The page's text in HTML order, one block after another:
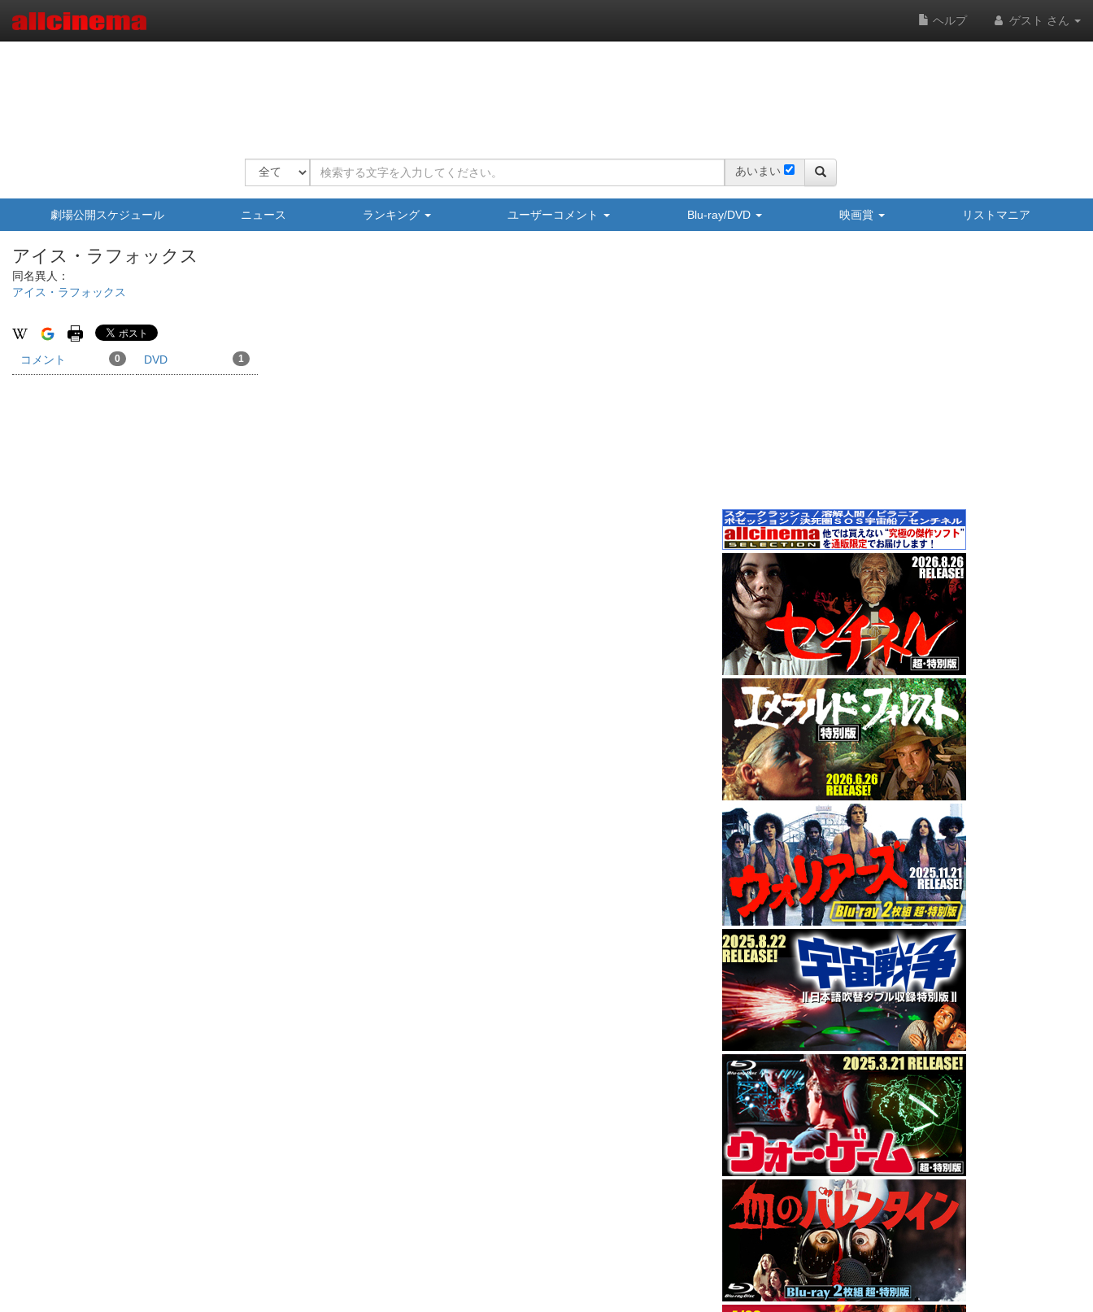
ヘルプ ゲスト さん
あいまい
劇場公開スケジュール ニュース ランキング ユーザーコメント Blu-ray/DVD 映画賞 リストマニア
アイス・ラフォックス
同名異人：
アイス・ラフォックス
コメント 0 DVD 1